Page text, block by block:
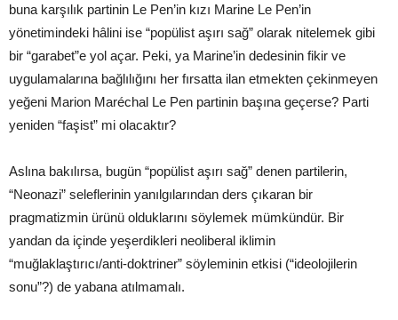
buna karşılık partinin Le Pen’in kızı Marine Le Pen’in
yönetimindeki hâlini ise “popülist aşırı sağ” olarak nitelemek gibi
bir “garabet”e yol açar. Peki, ya Marine’in dedesinin fikir ve
uygulamalarına bağlılığını her fırsatta ilan etmekten çekinmeyen
yeğeni Marion Maréchal Le Pen partinin başına geçerse? Parti
yeniden “faşist” mi olacaktır?
Aslına bakılırsa, bugün “popülist aşırı sağ” denen partilerin,
“Neonazi” seleflerinin yanılgılarından ders çıkaran bir
pragmatizmin ürünü olduklarını söylemek mümkündür. Bir
yandan da içinde yeşerdikleri neoliberal iklimin
“muğlaklaştırıcı/anti-doktriner” söyleminin etkisi (“ideolojilerin
sonu”?) de yabana atılmamalı.